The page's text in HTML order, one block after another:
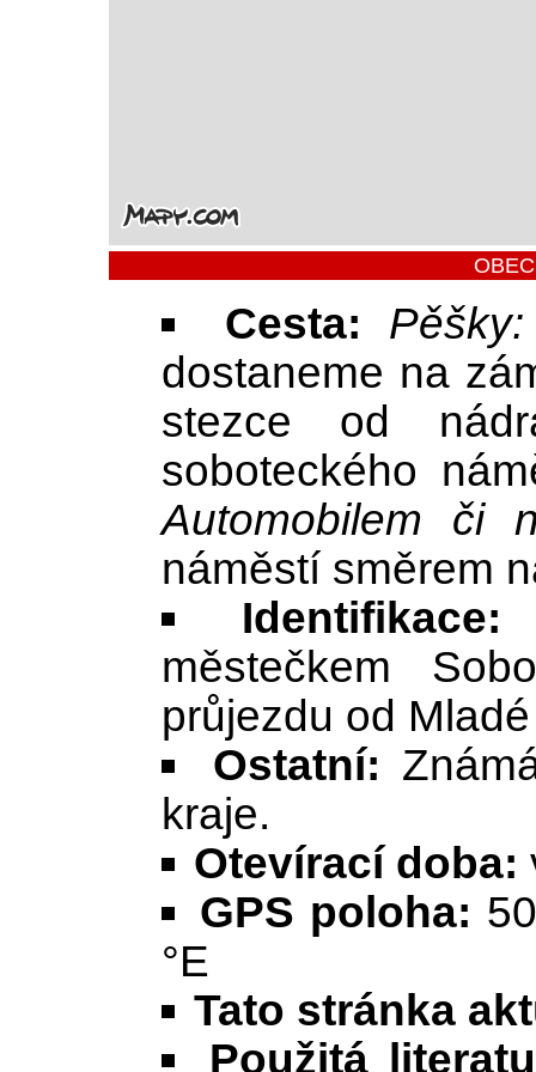
Cesta: Pěšky:
dostaneme na
stezce od
soboteckého
Automobilem či
náměstí směrem
Identifikace:
městečkem
průjezdu od
Ostatní:
kraje.
Otevírací doba:
GPS poloha:
°E
Tato stránka
Použitá